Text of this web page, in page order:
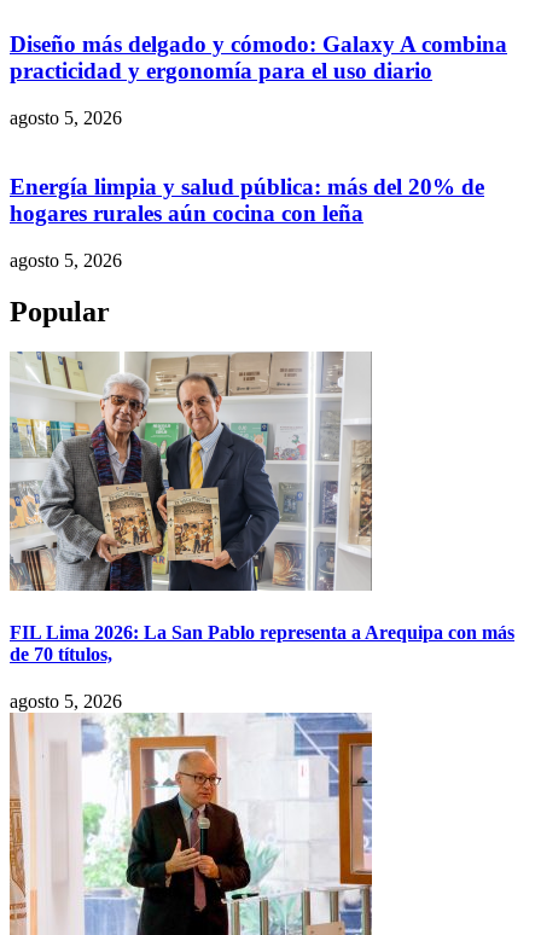
Diseño más delgado y cómodo: Galaxy A combina
practicidad y ergonomía para el uso diario
agosto 5, 2026
Energía limpia y salud pública: más del 20% de
hogares rurales aún cocina con leña
agosto 5, 2026
Popular
FIL Lima 2026: La San Pablo representa a Arequipa con más
de 70 títulos,
agosto 5, 2026